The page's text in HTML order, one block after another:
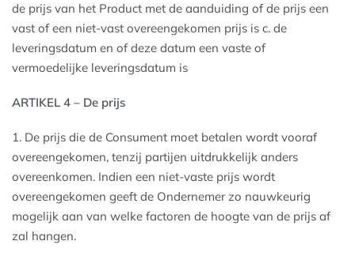
de prijs van het Product met de aanduiding of de prijs een
vast of een niet-vast overeengekomen prijs is c. de
leveringsdatum en of deze datum een vaste of
vermoedelijke leveringsdatum is
ARTIKEL 4 – De prijs
1. De prijs die de Consument moet betalen wordt vooraf
overeengekomen, tenzij partijen uitdrukkelijk anders
overeenkomen. Indien een niet-vaste prijs wordt
overeengekomen geeft de Ondernemer zo nauwkeurig
mogelijk aan van welke factoren de hoogte van de prijs af
zal hangen.